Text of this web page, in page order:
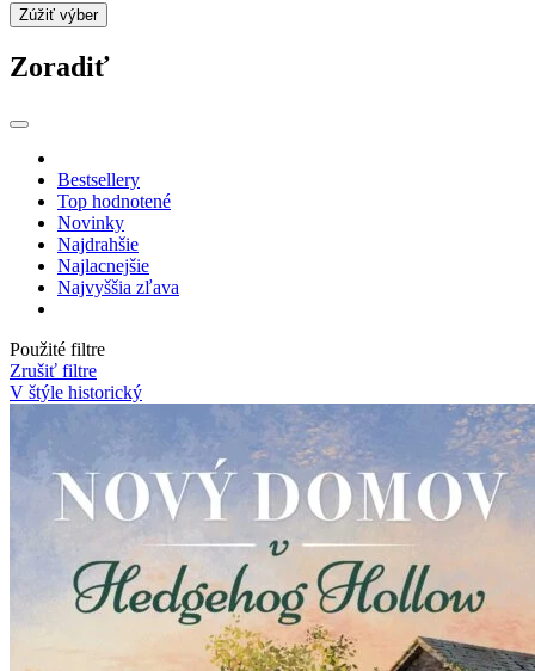
Zúžiť výber
Zoradiť
Bestsellery
Top hodnotené
Novinky
Najdrahšie
Najlacnejšie
Najvyššia zľava
Použité filtre
Zrušiť filtre
V štýle historický